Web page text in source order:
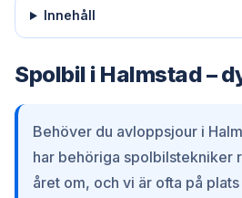
Innehåll
Spolbil i Halmstad –
Behöver du avloppsjour i
har behöriga spolbilstekniker
året om, och vi är ofta på